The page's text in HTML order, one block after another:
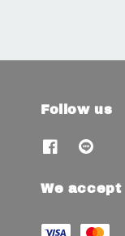
Follow us
We accept